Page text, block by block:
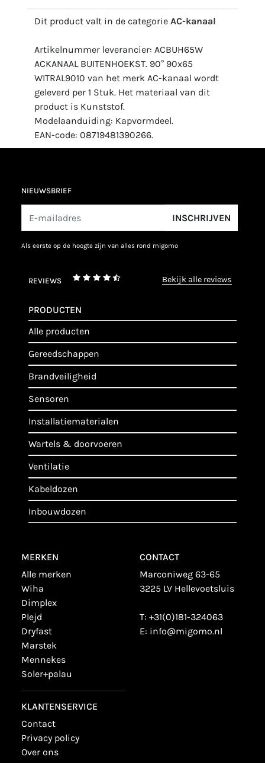
Dit product valt in de categorie AC-kanaal
Artikelnummer leverancier: ACBUH65W
ACKANAAL BUITENHOEKST. 90° 90x65
WITRAL9010 van het merk AC-kanaal wordt
geleverd per 1 Stuk. Het materiaal van dit
product is Kunststof.
Modelaanduiding: Kapvormdeel.
EAN-code: 08719481390266.
NIEUWSBRIEF
INSCHRIJVEN
als eerste op de hoogte zijn van alles rond migomo
REVIEWS bekijk alle reviews
PRODUCTEN
alle producten
gereedschappen
brandveiligheid
sensoren
installatiematerialen
wartels & doorvoeren
ventilatie
kabeldozen
inbouwdozen
MERKEN
alle merken
wiha
dimplex
plejd
dryfast
marstek
mennekes
soler+palau
KLANTENSERVICE
contact
privacy policy
over ons
CONTACT
Marconiweg 63-65
3225 LV Hellevoetsluis
T: +31(0)181-324063
E: info@migomo.nl